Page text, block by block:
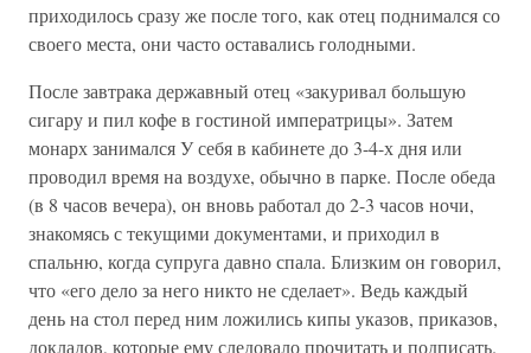
приходилось сразу же после того, как отец поднимался со
своего места, они часто оставались голодными.
После завтрака державный отец «закуривал большую
сигару и пил кофе в гостиной императрицы». Затем
монарх занимался У себя в кабинете до 3-4-х дня или
проводил время на воздухе, обычно в парке. После обеда
(в 8 часов вечера), он вновь работал до 2-3 часов ночи,
знакомясь с текущими документами, и приходил в
спальню, когда супруга давно спала. Близким он говорил,
что «его дело за него никто не сделает». Ведь каждый
день на стол перед ним ложились кипы указов, приказов,
докладов, которые ему следовало прочитать и подписать.